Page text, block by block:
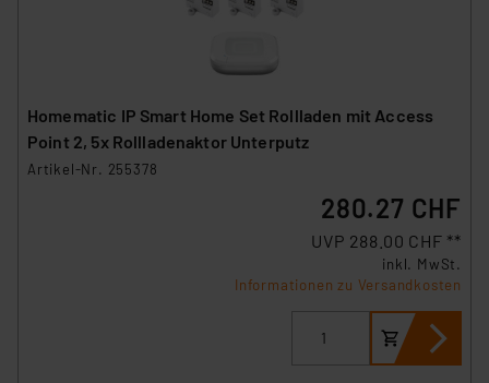
Homematic IP Smart Home Set Rollladen mit Access
Point 2, 5x Rollladenaktor Unterputz
Artikel-Nr. 255378
280.27 CHF
UVP 288.00 CHF **
inkl. MwSt.
Informationen zu Versandkosten